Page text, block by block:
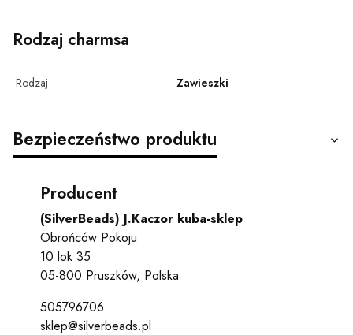
Rodzaj charmsa
Rodzaj Zawieszki
Bezpieczeństwo produktu
Producent
(SilverBeads) J.Kaczor kuba-sklep
Obrońców Pokoju
10 lok 35
05-800 Pruszków, Polska
505796706
sklep@silverbeads.pl